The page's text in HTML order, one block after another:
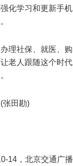
化学习和更新手机
理社保、就医、购
老人跟随这个时代
张田勘)
14，北京交通广播